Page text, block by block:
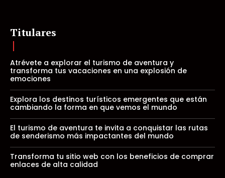
Titulares
Atrévete a explorar el turismo de aventura y
transforma tus vacaciones en una explosión de
emociones
Explora los destinos turísticos emergentes que están
cambiando la forma en que vemos el mundo
El turismo de aventura te invita a conquistar las rutas
de senderismo más impactantes del mundo
Transforma tu sitio web con los beneficios de comprar
enlaces de alta calidad